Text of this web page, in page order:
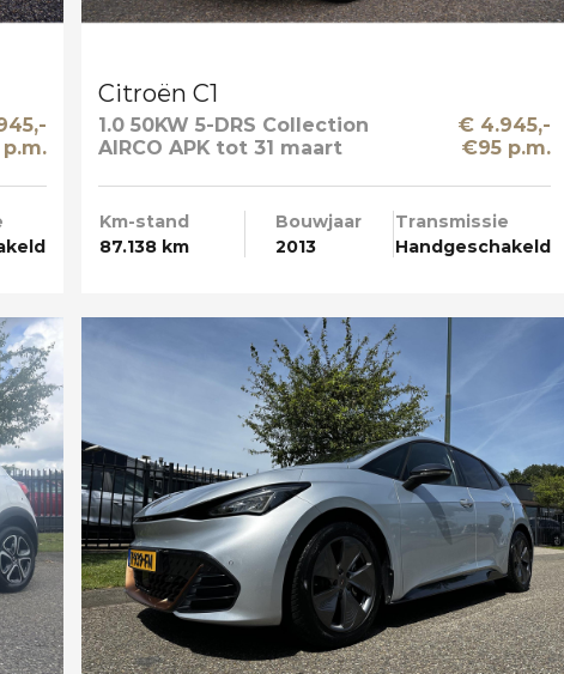
Citroën C1
1.0 50KW 5-DRS Collection
AIRCO APK tot 31 maart
€ 4.945,-
€95 p.m.
Km-stand
87.138 km
Bouwjaar
2013
Transmissie
Handgeschakeld